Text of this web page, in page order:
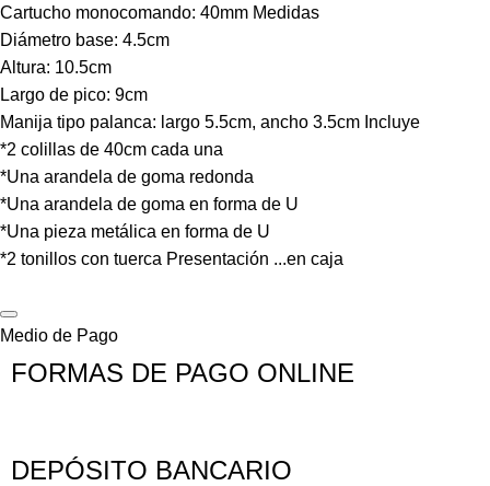
Cartucho monocomando: 40mm Medidas
Diámetro base: 4.5cm
Altura: 10.5cm
Largo de pico: 9cm
Manija tipo palanca: largo 5.5cm, ancho 3.5cm Incluye
*2 colillas de 40cm cada una
*Una arandela de goma redonda
*Una arandela de goma en forma de U
*Una pieza metálica en forma de U
*2 tonillos con tuerca Presentación ...en caja
Medio de Pago
FORMAS DE PAGO ONLINE
DEPÓSITO BANCARIO